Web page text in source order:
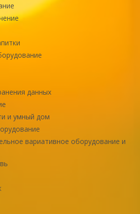
данных
и умный дом
вариативное оборудование и